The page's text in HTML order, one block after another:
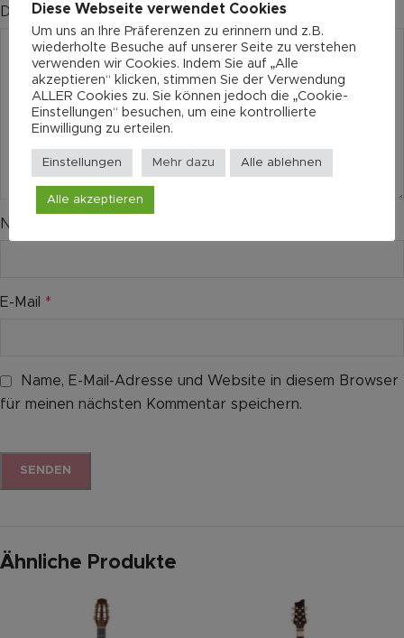
Deine Rezension*
Name
E-Mail *
Name, E-Mail-Adresse und Website in diesem Browser
für meinen nächsten Kommentar speichern.
Ähnliche Produkte
Diese Webseite verwendet Cookies
Um uns an Ihre Präferenzen zu erinnern und z.B.
wiederholte Besuche auf unserer Seite zu verstehen
verwenden wir Cookies. Indem Sie auf „Alle
akzeptieren“ klicken, stimmen Sie der Verwendung
ALLER Cookies zu. Sie können jedoch die „Cookie-
Einstellungen“ besuchen, um eine kontrollierte
Einwilligung zu erteilen.
Einstellungen Mehr dazu Alle ablehnen
Alle akzeptieren